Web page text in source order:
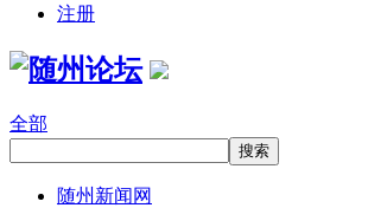
注册
全部
随州新闻网